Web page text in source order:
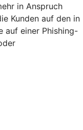
in Anspruch
Kunden auf den in
auf einer Phishing-